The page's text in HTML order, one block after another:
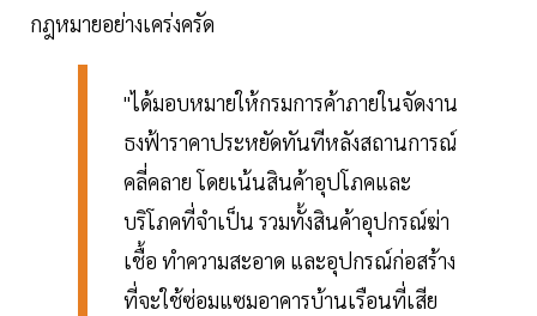
กฎหมายอย่างเคร่งครัด
"ได้มอบหมายให้กรมการค้าภายในจัดงาน
ธงฟ้าราคาประหยัดทันทีหลังสถานการณ์
คลี่คลาย โดยเน้นสินค้าอุปโภคและ
บริโภคที่จำเป็น รวมทั้งสินค้าอุปกรณ์ฆ่า
เชื้อ ทำความสะอาด และอุปกรณ์ก่อสร้าง
ที่จะใช้ซ่อมแซมอาคารบ้านเรือนที่เสีย